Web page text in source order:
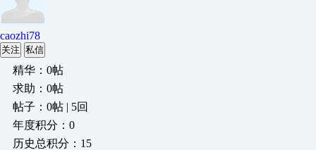
caozhi78
关注 私信
精华：0帖
求助：0帖
帖子：0帖 | 5回
年度积分：0
历史总积分：15